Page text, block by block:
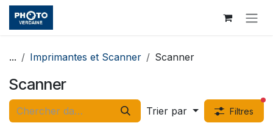
Se rendre au contenu
... Imprimantes et Scanner Scanner
Scanner
Trier par Filtres